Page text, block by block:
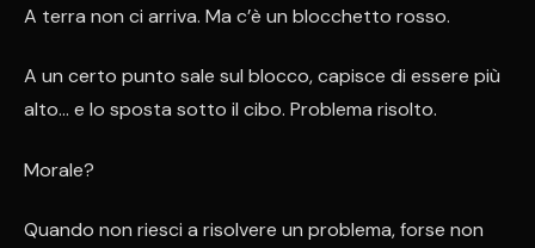
A terra non ci arriva. Ma c’è un blocchetto rosso.
A un certo punto sale sul blocco, capisce di essere più
alto… e lo sposta sotto il cibo. Problema risolto.
Morale?
Quando non riesci a risolvere un problema, forse non